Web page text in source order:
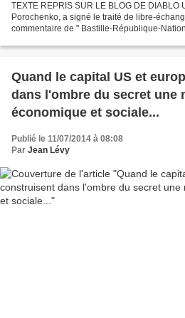
TEXTE REPRIS SUR LE BLOG DE DIABLO
Porochenko, a signé le traité de libre-
commentaire de " Bastille-République-
Quand le capital US et
dans l'ombre du secret une
économique et sociale...
Publié le 11/07/2014 à 08:08
Par Jean Lévy